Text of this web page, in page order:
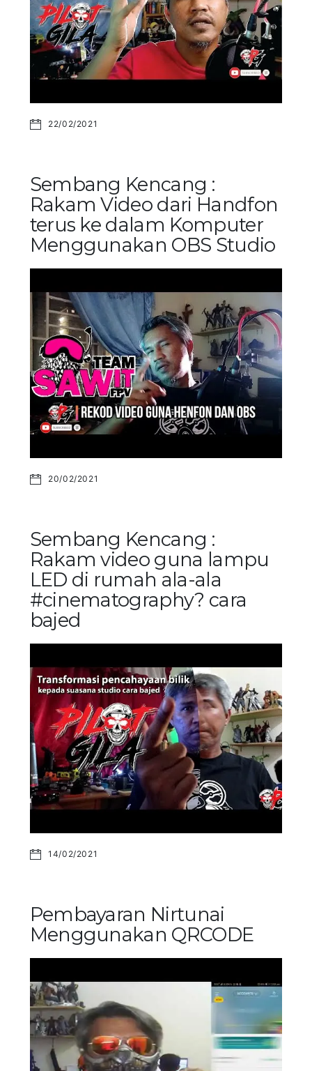
22/02/2021
Sembang Kencang :
Rakam Video dari Handfon
terus ke dalam Komputer
Menggunakan OBS Studio
20/02/2021
Sembang Kencang :
Rakam video guna lampu
LED di rumah ala-ala
#cinematography? cara
bajed
14/02/2021
Pembayaran Nirtunai
Menggunakan QRCODE